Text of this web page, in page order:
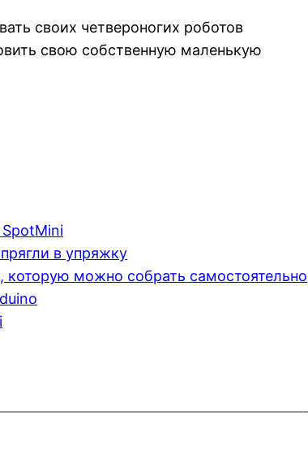
своих четвероногих роботов
свою собственную маленькую
в упряжку
можно собрать самостоятельно